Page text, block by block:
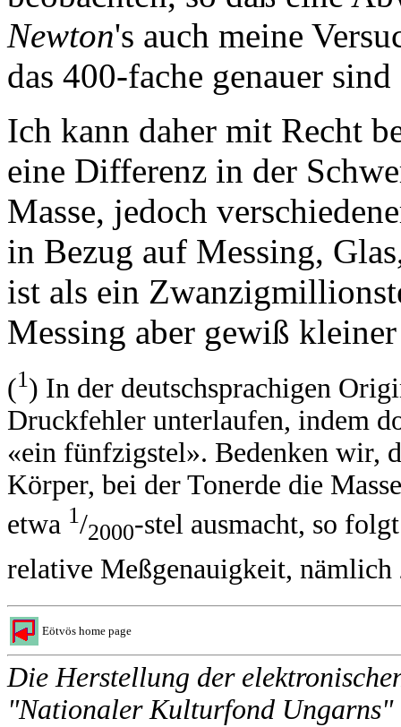
Newton's auch meine
das 400-fache genauer
Ich kann daher mit Recht
eine Differenz in der
Masse, jedoch
in Bezug auf Messing,
ist als ein
Messing aber gewiß
(1) In der deutschsprachigen
Druckfehler unterlaufen, indem
«ein fünfzigstel». Bedenken wir,
Körper, bei der Tonerde die
etwa 1/2000-stel ausmacht, so
relative Meßgenauigkeit,
Eötvös home page
Die Herstellung der
"Nationaler Kulturfond Ungarns"